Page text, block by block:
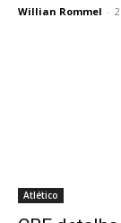
Willian Rommel -
Atlético